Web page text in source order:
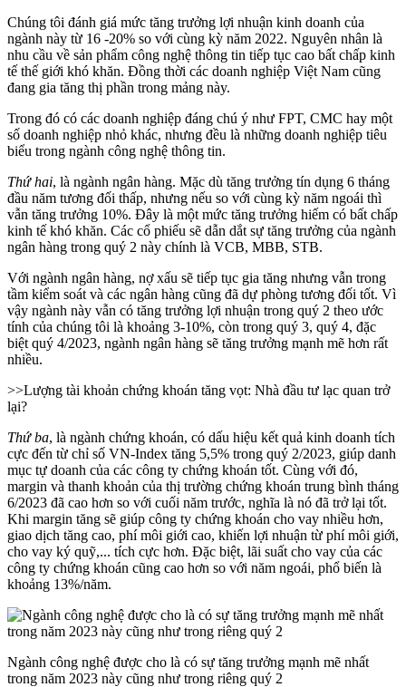
Chúng tôi đánh giá mức tăng trưởng lợi nhuận kinh doanh của
ngành này từ 16 -20% so với cùng kỳ năm 2022. Nguyên nhân là
nhu cầu về sản phẩm công nghệ thông tin tiếp tục cao bất chấp kinh
tế thế giới khó khăn. Đồng thời các doanh nghiệp Việt Nam cũng
đang gia tăng thị phần trong mảng này.
Trong đó có các doanh nghiệp đáng chú ý như FPT, CMC hay một
số doanh nghiệp nhỏ khác, nhưng đều là những doanh nghiệp tiêu
biểu trong ngành công nghệ thông tin.
Thứhai, là ngành ngân hàng. Mặc dù tăng trưởng tín dụng 6 tháng
đầu năm tương đối thấp, nhưng nếu so với cùng kỳ năm ngoái thì
vẫn tăng trưởng 10%. Đây là một mức tăng trưởng hiếm có bất chấp
kinh tế khó khăn. Các cổ phiếu sẽ dẫn dắt sự tăng trưởng của ngành
ngân hàng trong quý 2 này chính là VCB, MBB, STB.
Với ngành ngân hàng, nợ xấu sẽ tiếp tục gia tăng nhưng vẫn trong
tầm kiểm soát và các ngân hàng cũng đã dự phòng tương đối tốt. Vì
vậy ngành này vẫn có tăng trưởng lợi nhuận trong quý 2 theo ước
tính của chúng tôi là khoảng 3-10%, còn trong quý 3, quý 4, đặc
biệt quý 4/2023, ngành ngân hàng sẽ tăng trưởng mạnh mẽ hơn rất
nhiều.
>>Lượng tài khoản chứng khoán tăng vọt: Nhà đầu tư lạc quan trở
lại?
Thứ ba, là ngành chứng khoán, có dấu hiệu kết quả kinh doanh tích
cực đến từ chỉ số VN-Index tăng 5,5% trong quý 2/2023, giúp danh
mục tự doanh của các công ty chứng khoán tốt. Cùng với đó,
margin và thanh khoản của thị trường chứng khoán trung bình tháng
6/2023 đã cao hơn so với cuối năm trước, nghĩa là nó đã trở lại tốt.
Khi margin tăng sẽ giúp công ty chứng khoán cho vay nhiều hơn,
giao dịch tăng cao, phí môi giới cao, khiến lợi nhuận từ phí môi giới,
cho vay ký quỹ,... tích cực hơn. Đặc biệt, lãi suất cho vay của các
công ty chứng khoán cũng cao hơn so với năm ngoái, phổ biến là
khoảng 13%/năm.
Ngành công nghệ được cho là có sự tăng trưởng mạnh mẽ nhất
trong năm 2023 này cũng như trong riêng quý 2